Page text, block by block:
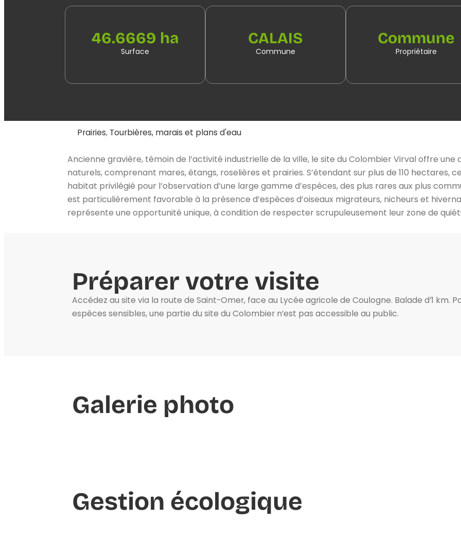
46.6669 ha
Surface
CALAIS
Commune
Commune
Propriétaire
Prairies, Tourbières, marais et plans d'eau
Ancienne gravière, témoin de l’activité industrielle de la ville, le site du Colombier Virval offre
naturels, comprenant mares, étangs, roselières et prairies. S’étendant sur plus de 110 hectares,
habitat privilégié pour l’observation d’une large gamme d’espèces, des plus rares aux plus
est particulièrement favorable à la présence d’espèces d’oiseaux migrateurs, nicheurs et
représente une opportunité unique, à condition de respecter scrupuleusement leur zone de
Préparer votre visite
Accédez au site via la route de Saint-Omer, face au Lycée agricole de Coulogne. Balade d’1 km.
espèces sensibles, une partie du site du Colombier n’est pas accessible au public.
Galerie photo
Gestion écologique